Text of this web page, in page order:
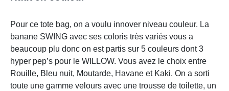
Pour ce tote bag, on a voulu innover niveau couleur. La
banane SWING avec ses coloris très variés vous a
beaucoup plu donc on est partis sur 5 couleurs dont 3
hyper pep’s pour le WILLOW. Vous avez le choix entre
Rouille, Bleu nuit, Moutarde, Havane et Kaki. On a sorti
toute une gamme velours avec une trousse de toilette, un